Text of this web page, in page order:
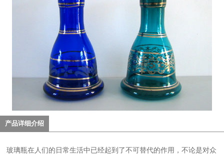
产品详细介绍
玻璃瓶在人们的日常生活中已经起到了不可替代的作用，不论是对众